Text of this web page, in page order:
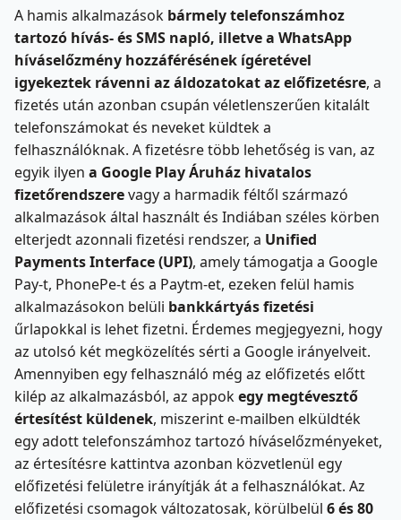
A hamis alkalmazások bármely telefonszámhoz
tartozó hívás- és SMS napló, illetve a WhatsApp
híváselőzmény hozzáférésének ígéretével
igyekeztek rávenni az áldozatokat az előfizetésre, a
fizetés után azonban csupán véletlenszerűen kitalált
telefonszámokat és neveket küldtek a
felhasználóknak. A fizetésre több lehetőség is van, az
egyik ilyen a Google Play Áruház hivatalos
fizetőrendszerevagy a harmadik féltől származó
alkalmazások által használt és Indiában széles körben
elterjedt azonnali fizetési rendszer, a Unified
Payments Interface (UPI), amely támogatja a Google
Pay-t, PhonePe-t és a Paytm-et, ezeken felül hamis
alkalmazásokon belüli bankkártyás fizetési
űrlapokkal is lehet fizetni. Érdemes megjegyezni, hogy
az utolsó két megközelítés sérti a Google irányelveit.
Amennyiben egy felhasználó még az előfizetés előtt
kilép az alkalmazásból, az appokegy megtévesztő
értesítést küldenek, miszerint e-mailben elküldték
egy adott telefonszámhoz tartozó híváselőzményeket,
az értesítésre kattintva azonban közvetlenül egy
előfizetési felületre irányítják át a felhasználókat. Az
előfizetési csomagok változatosak, körülbelül 6 és 80